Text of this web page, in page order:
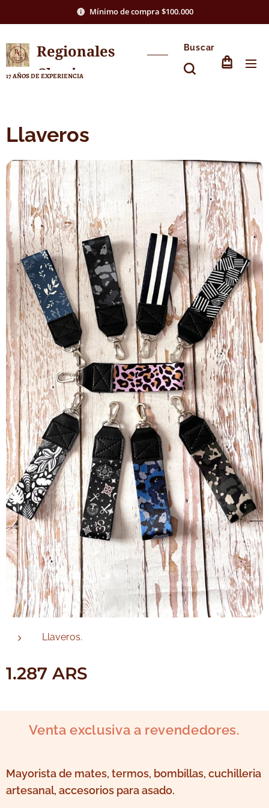
Mínimo de compra $100.000
Regionales
Chasico
17 AÑOS DE EXPERIENCIA
Buscar
Llaveros
Llaveros.
1.287 ARS
Venta exclusiva a revendedores.
Mayorista de mates, termos, bombillas, cuchilleria
artesanal, accesorios para asado.